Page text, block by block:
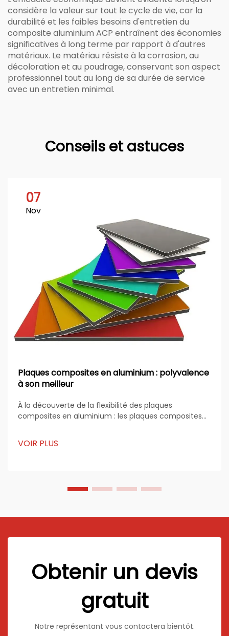
considère la valeur sur tout le cycle de vie, car la
durabilité et les faibles besoins d'entretien du
composite aluminium ACP entraînent des économies
significatives à long terme par rapport à d'autres
matériaux. Le matériau résiste à la corrosion, au
décoloration et au poudrage, conservant son aspect
professionnel tout au long de sa durée de service
avec un entretien minimal.
Conseils et astuces
07
Nov
Plaques composites en aluminium : polyvalence
à son meilleur
À la découverte de la flexibilité des plaques
composites en aluminium : les plaques composites
publicité et le design industriel. Réputées pour leur
VOIR PLUS
Obtenir un devis
gratuit
Notre représentant vous contactera bientôt.